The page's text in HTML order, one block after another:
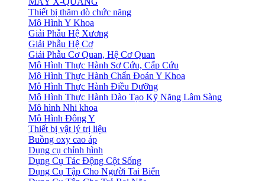
Thiết bị thăm dò chức năng
Mô Hình Y Khoa
Giải Phẫu Hệ Xương
Giải Phẫu Hệ Cơ
Giải Phẫu Cơ Quan, Hệ Cơ Quan
Mô Hình Thực Hành Sơ Cứu, Cấp Cứu
Mô Hình Thực Hành Chẩn Đoán Y Khoa
Mô Hình Thực Hành Điều Dưỡng
Mô Hình Thực Hành Đào Tạo Kỹ Năng Lâm Sàng
Mô hình Nhi khoa
Mô Hình Đông Y
Thiết bị vật lý trị liệu
Buồng oxy cao áp
Dụng cụ chỉnh hình
Dụng Cụ Tác Động Cột Sống
Dụng Cụ Tập Cho Người Tai Biến